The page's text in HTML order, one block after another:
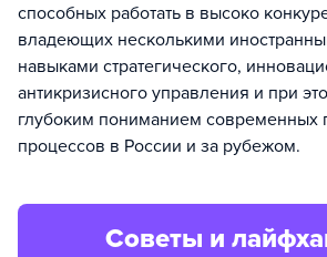
способных работать в высоко
владеющих несколькими
навыками стратегического,
антикризисного управления и при
глубоким пониманием современных
процессов в России и за рубежом.
Советы и